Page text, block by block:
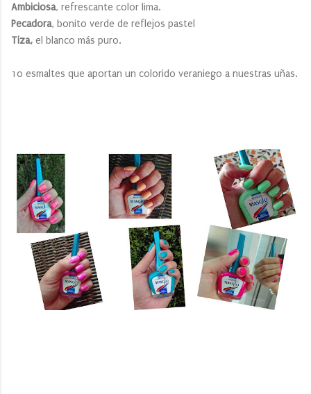
Ambiciosa, refrescante color lima.
Pecadora, bonito verde de reflejos pastel
Tiza, el blanco más puro.
10 esmaltes que aportan un colorido veraniego a nuestras uñas.